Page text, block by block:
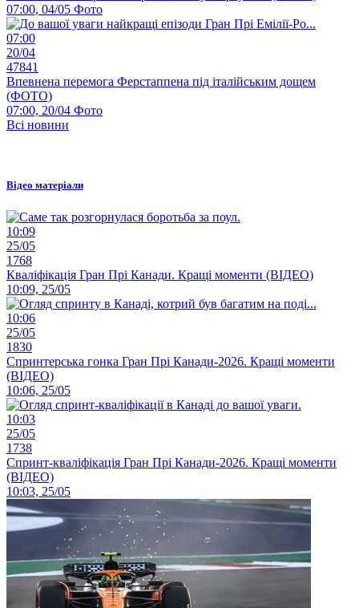
07:00, 04/05 Фото
07:00
20/04
47841
Впевнена перемога Ферстаппена під італійським дощем
(ФОТО)
07:00, 20/04 Фото
Всі новини
Відео матеріали
10:09
25/05
1768
Кваліфікація Гран Прі Канади. Кращі моменти (ВІДЕО)
10:09, 25/05
10:06
25/05
1830
Спринтерська гонка Гран Прі Канади-2026. Кращі моменти
(ВІДЕО)
10:06, 25/05
10:03
25/05
1738
Спринт-кваліфікація Гран Прі Канади-2026. Кращі моменти
(ВІДЕО)
10:03, 25/05